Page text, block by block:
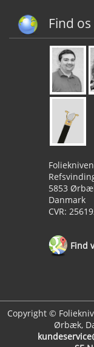
Find
5853
Danmark
CVR:
Find
Copyright ©
Ørbæk,